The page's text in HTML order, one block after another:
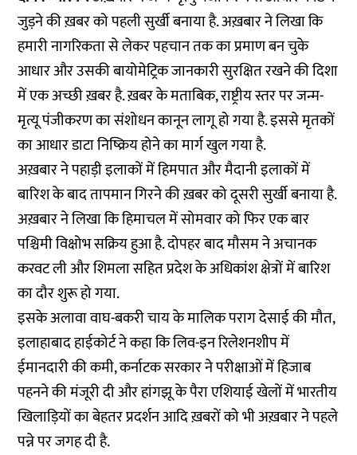
जुड़ने की ख़बर को पहली सुर्खी बनाया है. अख़बार ने लिखा कि
हमारी नागरिकता से लेकर पहचान तक का प्रमाण बन चुके
आधार और उसकी बायोमेट्रिक जानकारी सुरक्षित रखने की दिशा
में एक अच्छी ख़बर है. ख़बर के मताबिक, राष्ट्रीय स्तर पर जन्म-
मृत्यू पंजीकरण का संशोधन कानून लागू हो गया है. इससे मृतकों
का आधार डाटा निष्क्रिय होने का मार्ग खुल गया है.
अख़बार ने पहाड़ी इलाकों में हिमपात और मैदानी इलाकों में
बारिश के बाद तापमान गिरने की ख़बर को दूसरी सुर्खी बनाया है.
अख़बार ने लिखा कि हिमाचल में सोमवार को फिर एक बार
पश्चिमी विक्षोभ सक्रिय हुआ है. दोपहर बाद मौसम ने अचानक
करवट ली और शिमला सहित प्रदेश के अधिकांश क्षेत्रों में बारिश
का दौर शुरू हो गया.
इसके अलावा वाघ-बकरी चाय के मालिक पराग देसाई की मौत,
इलाहाबाद हाईकोर्ट ने कहा कि लिव-इन रिलेशनशीप में
ईमानदारी की कमी, कर्नाटक सरकार ने परीक्षाओं में हिजाब
पहनने की मंजूरी दी और हांगझू के पैरा एशियाई खेलों में भारतीय
खिलाड़ियों का बेहतर प्रदर्शन आदि ख़बरों को भी अख़बार ने पहले
पन्ने पर जगह दी है.